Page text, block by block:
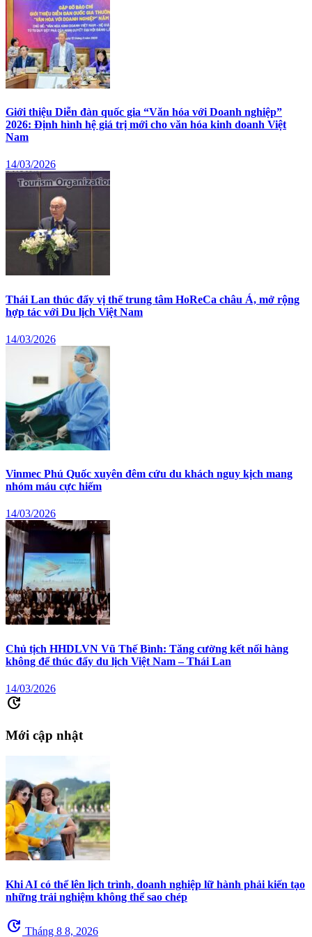
Giới thiệu Diễn đàn quốc gia “Văn hóa với Doanh nghiệp”
2026: Định hình hệ giá trị mới cho văn hóa kinh doanh Việt
Nam
14/03/2026
Thái Lan thúc đẩy vị thế trung tâm HoReCa châu Á, mở rộng
hợp tác với Du lịch Việt Nam
14/03/2026
Vinmec Phú Quốc xuyên đêm cứu du khách nguy kịch mang
nhóm máu cực hiếm
14/03/2026
Chủ tịch HHDLVN Vũ Thế Bình: Tăng cường kết nối hàng
không để thúc đẩy du lịch Việt Nam – Thái Lan
14/03/2026
update
Mới cập nhật
Khi AI có thể lên lịch trình, doanh nghiệp lữ hành phải kiến tạo
những trải nghiệm không thể sao chép
update Tháng 8 8, 2026